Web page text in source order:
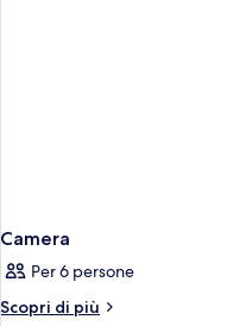
Camera
Per 6 persone
Scopri di più
Altri